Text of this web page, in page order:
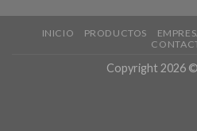
INICIO PRODUCTOS
Copyright 2026 ©